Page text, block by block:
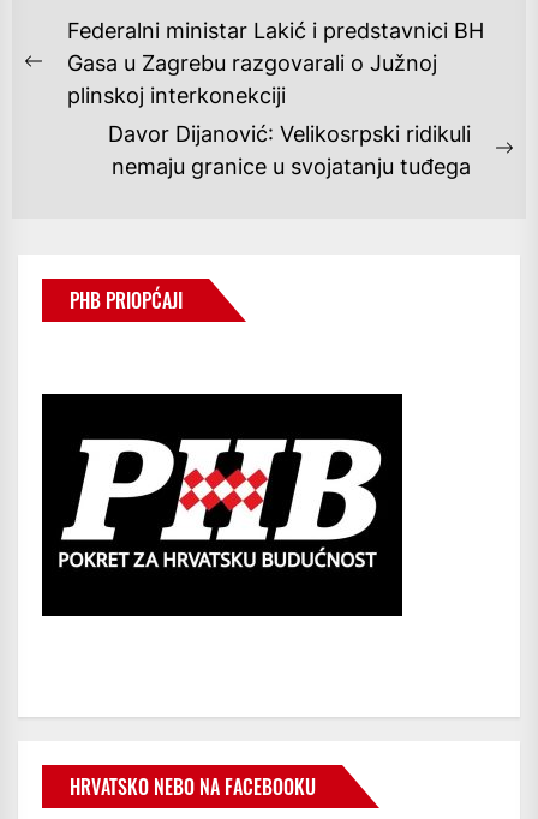
NAVIGACIJA
OBJAVA
Previous
post:
Federalni ministar Lakić i predstavnici BH
Gasa u Zagrebu razgovarali o Južnoj
plinskoj interkonekciji
Davor Dijanović: Velikosrpski ridikuli
nemaju granice u svojatanju tuđega
PHB PRIOPĆAJI
HRVATSKO NEBO NA FACEBOOKU